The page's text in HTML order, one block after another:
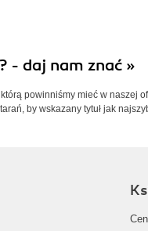
- daj nam znać »
którą powinniśmy mieć w naszej
by wskazany tytuł jak